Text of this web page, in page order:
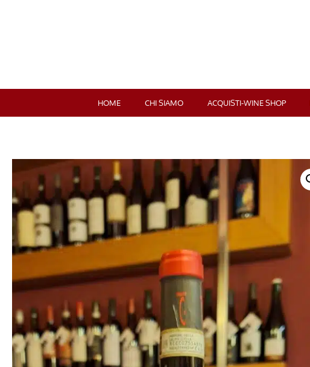
HOME CHI SIAMO ACQUISTI-WINE SHOP